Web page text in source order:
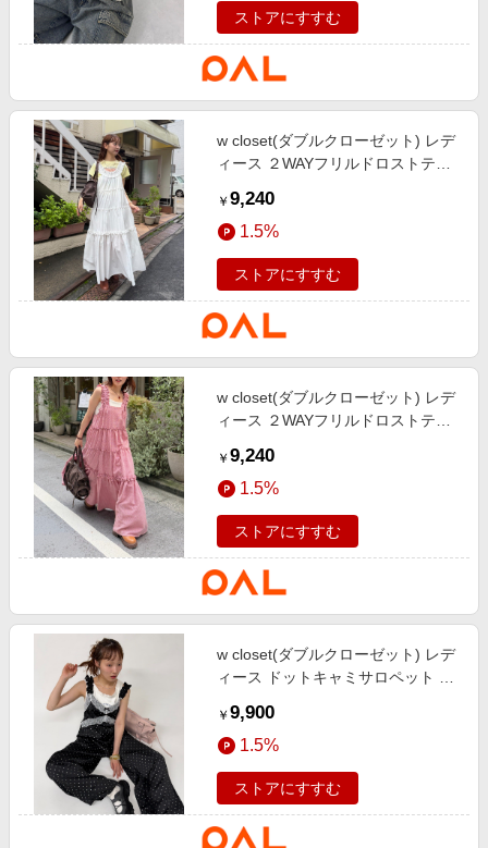
ストアにすすむ
w closet(ダブルクローゼット) レデ
ィース ２WAYフリルドロストティ
￥ 9,240
1.5%
ストアにすすむ
w closet(ダブルクローゼット) レデ
ィース ２WAYフリルドロストティ
￥ 9,240
1.5%
ストアにすすむ
w closet(ダブルクローゼット) レデ
ィース ドットキャミサロペット ブ
￥ 9,900
1.5%
ストアにすすむ